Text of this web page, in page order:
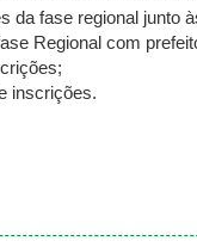
da fase regional junto
Regional com
inscrições.